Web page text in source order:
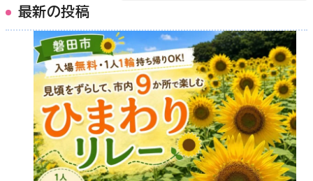
最新の投稿